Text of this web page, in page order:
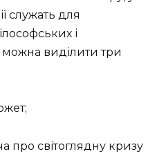
служать для
і
можна виділити три
про світоглядну кризу